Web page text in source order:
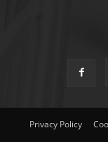
Privacy Policy